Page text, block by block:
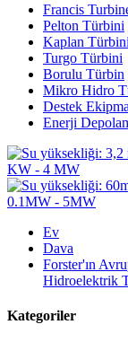
Francis
Pelton Türbini
Kaplan Türbini
Turgo Türbini
Borulu Türbin
Mikro Hidro
Destek
Enerji
Ev
Dava
Forster'ın
Hidroelektrik
Kategoriler